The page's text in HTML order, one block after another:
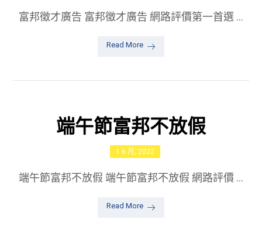
富邦徵才廣告 富邦徵才廣告 網路評價第一首選 ...
Read More
端午節富邦不放假
1 6 月, 2022
端午節富邦不放假 端午節富邦不放假 網路評價 ...
Read More